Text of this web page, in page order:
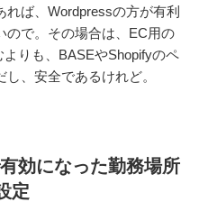
ば、Wordpressの方が有利
ので。その場合は、EC用の
りも、BASEやShopifyのペ
、安全であるけれど。
効になった勤務場所
定